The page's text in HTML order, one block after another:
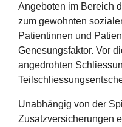
Angeboten im Bereich
zum gewohnten
Patientinnen und
Genesungsfaktor. Vor
angedrohten
Unabhängig von der
Zusatzversicherungen